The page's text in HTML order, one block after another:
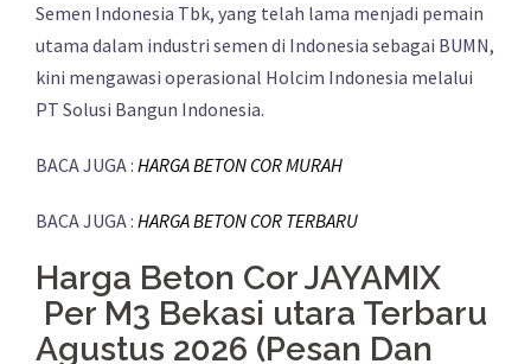
Semen Indonesia Tbk, yang telah lama menjadi pemain
utama dalam industri semen di Indonesia sebagai BUMN,
kini mengawasi operasional Holcim Indonesia melalui
PT Solusi Bangun Indonesia.
BACA JUGA : HARGA BETON COR MURAH
BACA JUGA : HARGA BETON COR TERBARU
Harga Beton Cor JAYAMIX
Per M3 Bekasi utara Terbaru
Agustus 2026 (Pesan Dan